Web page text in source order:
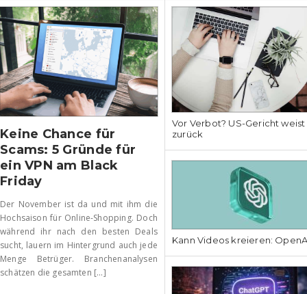
Keine Chance für
Scams: 5 Gründe für
ein VPN am Black
Friday
Der November ist da und mit ihm die
Hochsaison für Online-Shopping. Doch
während ihr nach den besten Deals
sucht, lauern im Hintergrund auch jede
Menge Betrüger. Branchenanalysen
schätzen die gesamten [...]
Vor Verbot? US-Gericht
zurück
Kann Videos kreieren: